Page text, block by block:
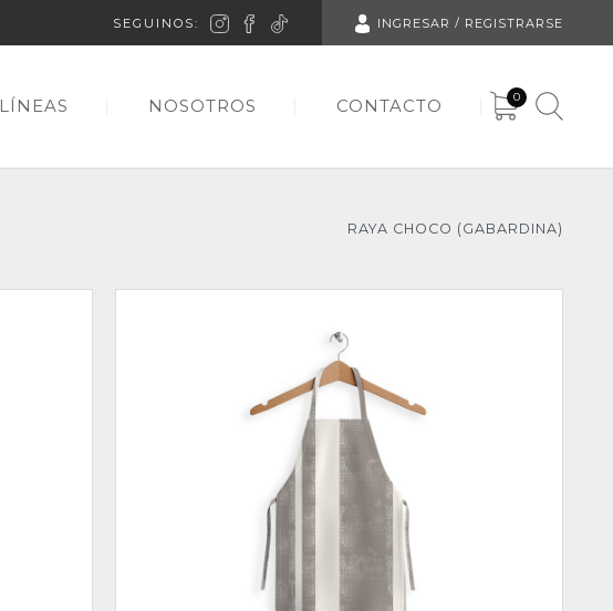
SEGUINOS: INGRESAR / REGISTRARSE
0
LÍNEAS NOSOTROS CONTACTO
RAYA CHOCO (GABARDINA)